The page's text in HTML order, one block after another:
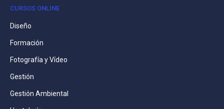
CURSOS ONLINE
Diseño
Formación
Fotografía y Vídeo
Gestión
Gestión Ambiental